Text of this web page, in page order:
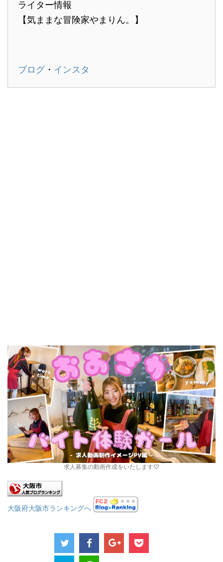
ライター情報
【気ままな冒険家やまりん。】
ブログ・ インスタ
求人募集の動画作成をいたします♡
大阪府大阪市ランキングへ